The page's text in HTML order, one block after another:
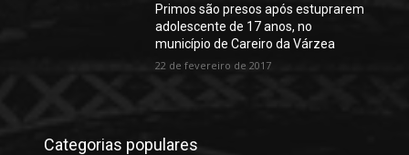
Primos são presos após estuprarem
adolescente de 17 anos, no
município de Careiro da Várzea
22 de fevereiro de 2017
Categorias populares